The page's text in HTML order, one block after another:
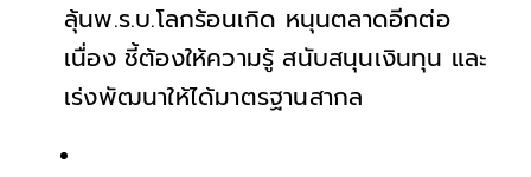
ลุ้นพ.ร.บ.โลกร้อนเกิด หนุนตลาดอีกต่อ
เนื่อง ชี้ต้องให้ความรู้ สนับสนุนเงินทุน และ
เร่งพัฒนาให้ได้มาตรฐานสากล